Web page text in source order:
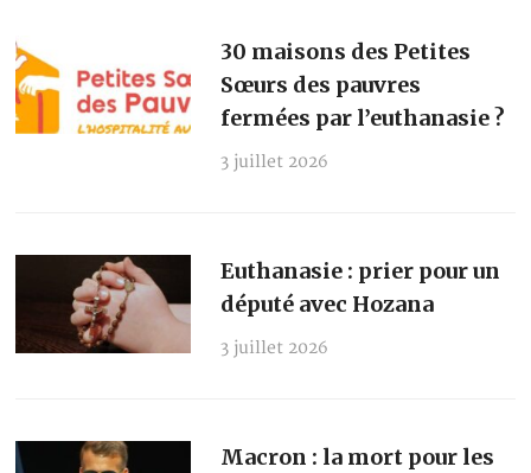
30 maisons des Petites
Sœurs des pauvres
fermées par l’euthanasie ?
3 juillet 2026
Euthanasie : prier pour un
député avec Hozana
3 juillet 2026
Macron : la mort pour les